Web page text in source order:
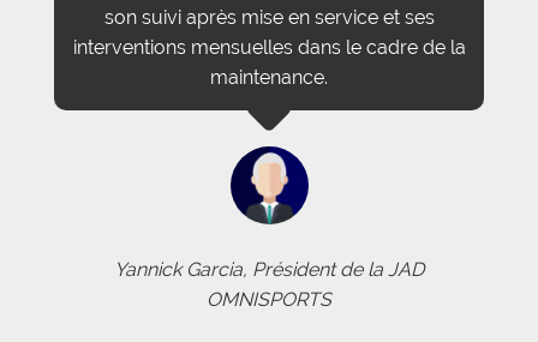
son suivi après mise en service et ses
interventions mensuelles dans le cadre de la
maintenance.
Yannick Garcia, Président de la JAD
OMNISPORTS